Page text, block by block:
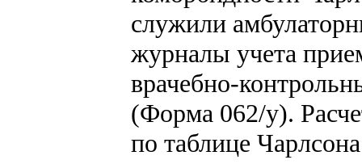
служили
журналы учета
врачебно-
(Форма 062/у).
по таблице